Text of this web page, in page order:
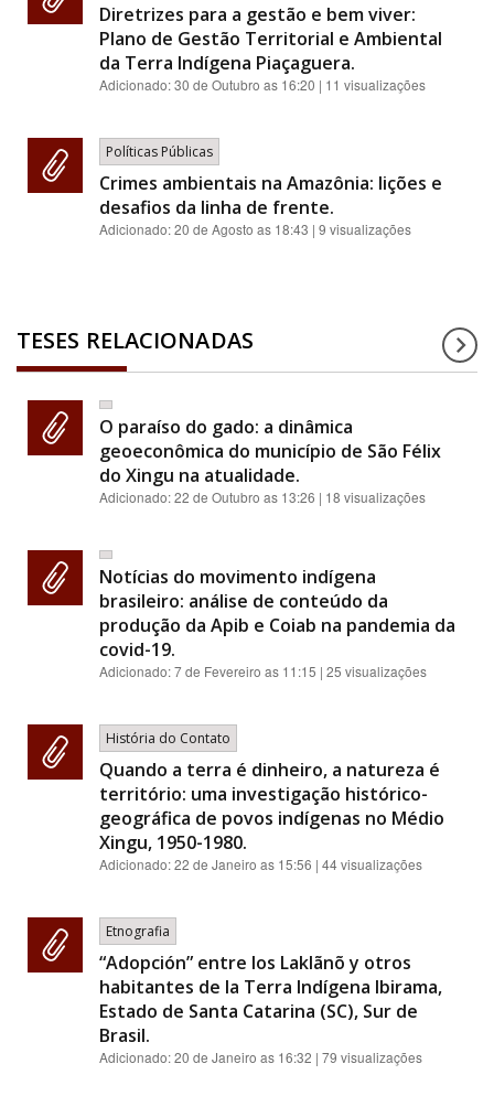
Diretrizes para a gestão e bem viver:
Plano de Gestão Territorial e Ambiental
da Terra Indígena Piaçaguera.
Adicionado:30 de Outubro as 16:20 | 11 visualizações
Políticas Públicas
Crimes ambientais na Amazônia: lições e
desafios da linha de frente.
Adicionado:20 de Agosto as 18:43 | 9 visualizações
TESES RELACIONADAS
O paraíso do gado: a dinâmica
geoeconômica do município de São Félix
do Xingu na atualidade.
Adicionado:22 de Outubro as 13:26 | 18 visualizações
Notícias do movimento indígena
brasileiro: análise de conteúdo da
produção da Apib e Coiab na pandemia da
covid-19.
Adicionado:7 de Fevereiro as 11:15 | 25 visualizações
História do Contato
Quando a terra é dinheiro, a natureza é
território: uma investigação histórico-
geográfica de povos indígenas no Médio
Xingu, 1950-1980.
Adicionado:22 de Janeiro as 15:56 | 44 visualizações
Etnografia
“Adopción” entre los Laklãnõ y otros
habitantes de la Terra Indígena Ibirama,
Estado de Santa Catarina (SC), Sur de
Brasil.
Adicionado:20 de Janeiro as 16:32 | 79 visualizações